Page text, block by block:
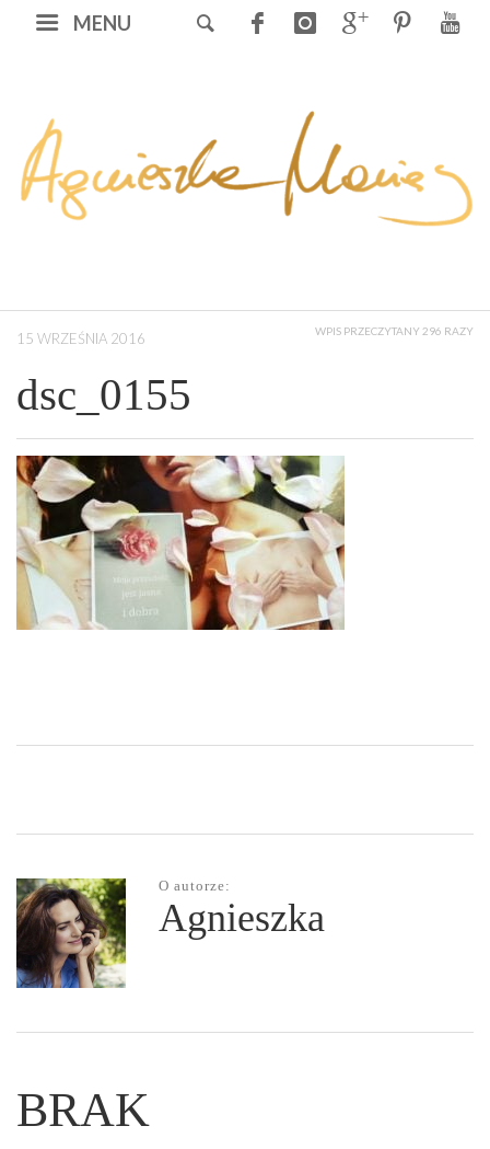
MENU
15 WRZEŚNIA 2016 WPIS PRZECZYTANY 296 RAZY
dsc_0155
O autorze:
Agnieszka
BRAK